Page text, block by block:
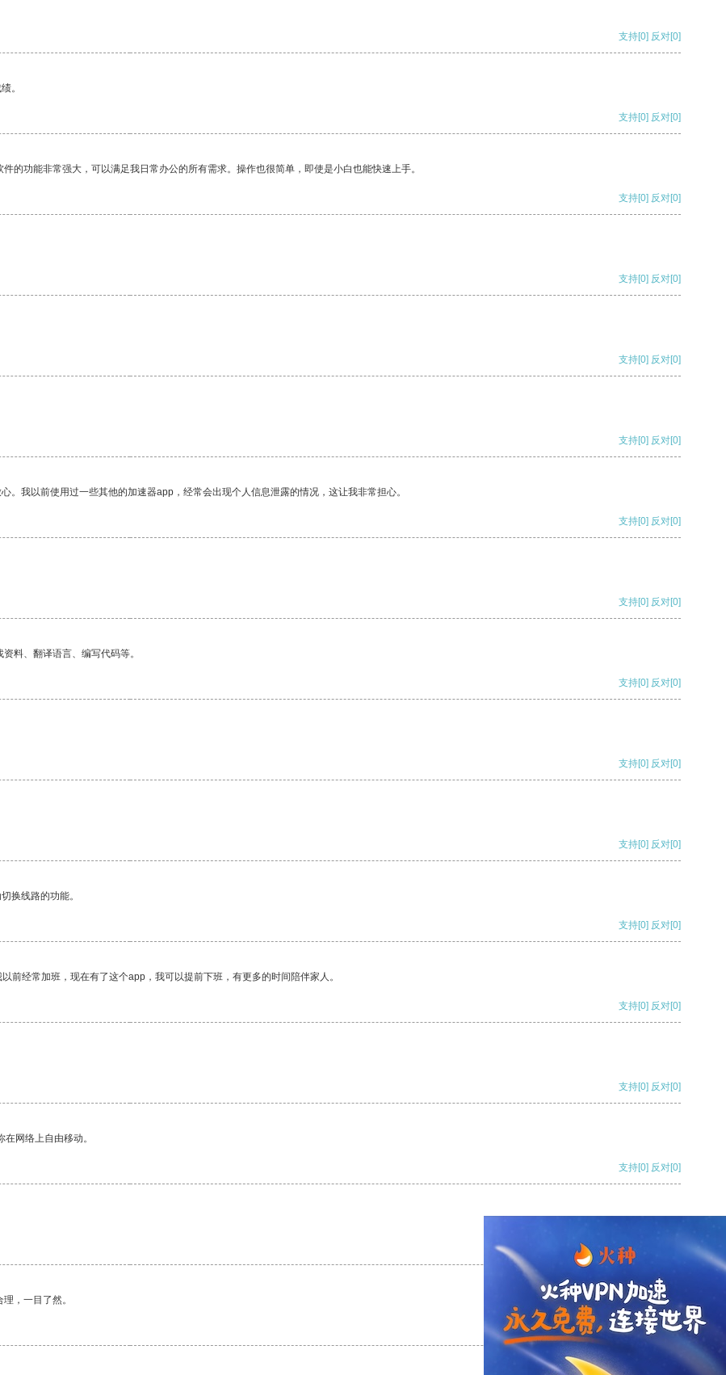
支持[0] 反对[0]
。
支持[0] 反对[0]
的功能非常强大，可以满足我日常办公的所有需求。操作也很简单，即使是小白也能快速上手。
支持[0] 反对[0]
支持[0] 反对[0]
支持[0] 反对[0]
支持[0] 反对[0]
我以前使用过一些其他的加速器app，经常会出现个人信息泄露的情况，这让我非常担心。
支持[0] 反对[0]
支持[0] 反对[0]
料、翻译语言、编写代码等。
支持[0] 反对[0]
支持[0] 反对[0]
支持[0] 反对[0]
换线路的功能。
支持[0] 反对[0]
经常加班，现在有了这个app，我可以提前下班，有更多的时间陪伴家人。
支持[0] 反对[0]
支持[0] 反对[0]
网络上自由移动。
支持[0] 反对[0]
支持
，一目了然。
支持[0] 反对[0]